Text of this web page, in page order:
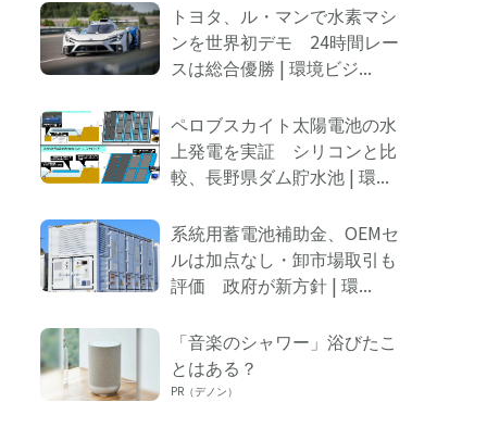
トヨタ、ル・マンで水素マシ
ンを世界初デモ 24時間レー
スは総合優勝 | 環境ビジ...
ペロブスカイト太陽電池の水
上発電を実証 シリコンと比
較、長野県ダム貯水池 | 環...
系統用蓄電池補助金、OEMセ
ルは加点なし・卸市場取引も
評価 政府が新方針 | 環...
「音楽のシャワー」浴びたこ
とはある？
PR（デノン）